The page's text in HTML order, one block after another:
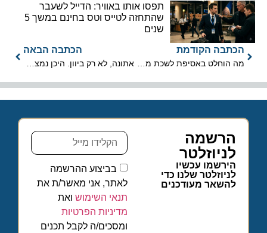
תפסו אותו באוויר: הדייל לשעבר
שהתחזה לטייס וטס בחינם במשך 5
שנים
הכתבה הקודמת הכתבה הבאה
הרשמה
לניוזלטר
הירשמו עכשיו
לניוזלטר שלנו כדי
להשאר מעודכנים
בביצוע ההרשמה
לאתר, אני מאשר/ת את
תנאי השימוש ואת
מדיניות הפרטיות
ומסכים/ה לקבל תכנים